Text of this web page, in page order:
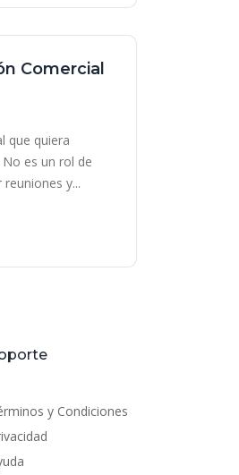
Comercial
que quiera
es un rol de
y...
y Condiciones